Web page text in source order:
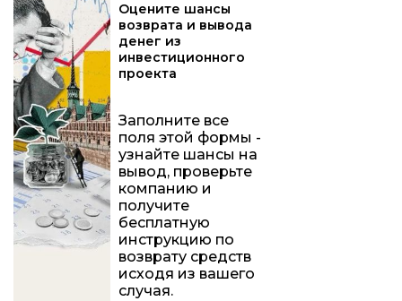
Оцените шансы
возврата и вывода
денег из
инвестиционного
проекта
Заполните все
поля этой формы -
узнайте шансы на
вывод, проверьте
компанию и
получите
бесплатную
инструкцию по
возврату средств
исходя из вашего
случая.